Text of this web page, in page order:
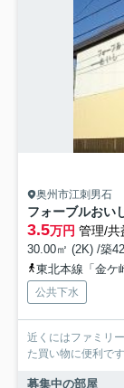
奥州市江刺男石
フォーブルおい
3.5万円 管理/共
30.00㎡ (2K) /築
東北本線「金ケ
公共下水
近くにはファミリ
た買い物に便利で
募集中の部屋